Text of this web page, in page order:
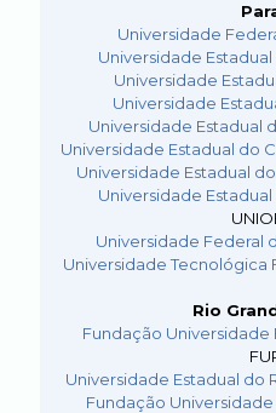
Universidade
Universidade Estadual
Universidade
Universidade
Universidade Estadual
Universidade Estadual do
Universidade Estadual
Universidade
Universidade Federal
Universidade Tecnológica
Rio
Fundação Universidade
Universidade Estadual do
Fundação